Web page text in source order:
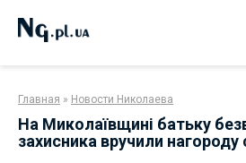
контенту
Главная » Новости Николаева
На Миколаївщині батьку
захисника вручили нагороду